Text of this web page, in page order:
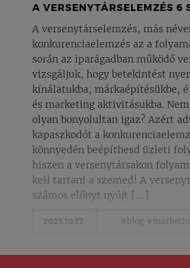
A VERSENYTÁRSELEMZÉS 6
A versenytárselemzés, más
konkurenciaelemzés az a
során az iparágadban működő
vizsgáljuk, hogy betekintést
kínálatukba, márkaépítésükbe,
és marketing aktivitásukba.
olyan bonyolultan igaz? Azért
kapaszkodót a
könnyedén beépíthesd üzleti
hiszen a versenytársakon
kell tartani a szemed! A
számos előnyt nyújt […]
2023.10.17. #blog